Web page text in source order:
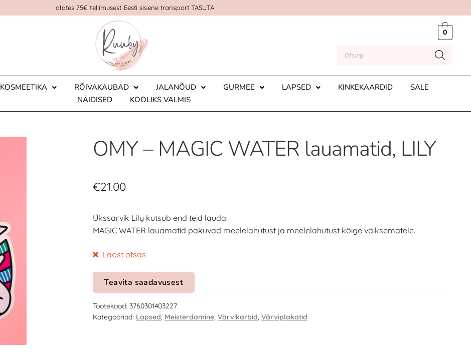
alates 75€ tellimusest Eesti sisene transport TASUTA
0
KOSMEETIKA RÕIVAKAUBAD JALANÕUD GURMEE LAPSED KINKEKAARDID
SALE
NÄIDISED
KOOLIKS VALMIS
OMY – MAGIC WATER lauamatid, LILY
€21.00
Ükssarvik Lily kutsub end teid lauda!
MAGIC WATER lauamatid pakuvad meelelahutust ja meelelahutust kõige väiksematele.
Laost otsas
Teavita saadavusest
Tootekood: 3760301403227
Kategooriad: Lapsed, Meisterdamine, Värvikarbid, Värviplakatid